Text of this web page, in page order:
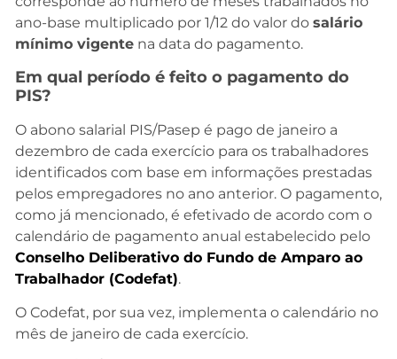
ano-base multiplicado por 1/12 do valor do salário
mínimo vigente na data do pagamento.
Em qual período é feito o pagamento do
PIS?
O abono salarial PIS/Pasep é pago de janeiro a
dezembro de cada exercício para os trabalhadores
identificados com base em informações prestadas
pelos empregadores no ano anterior. O pagamento,
como já mencionado, é efetivado de acordo com o
calendário de pagamento anual estabelecido pelo
Conselho Deliberativo do Fundo de Amparo ao
Trabalhador (Codefat).
O Codefat, por sua vez, implementa o calendário no
mês de janeiro de cada exercício.